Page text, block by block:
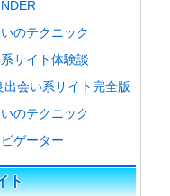
のテクニック
サイト体験談
会い系サイト完全版
のテクニック
ゲーター
ト